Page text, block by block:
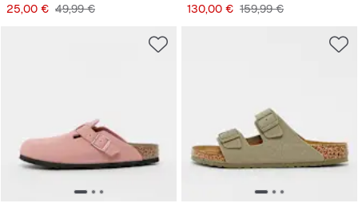
Precio
25,00 € Precio original
49,99 €
Precio
130,00 € Precio original
159,99 €